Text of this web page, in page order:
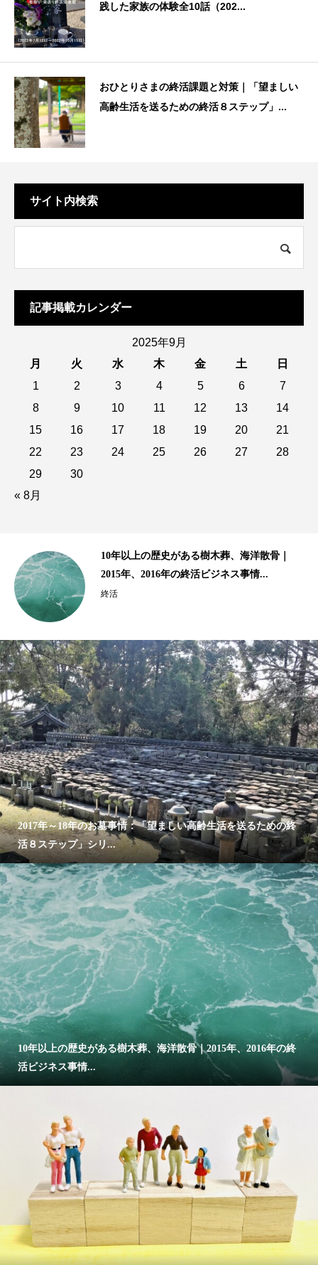
践した家族の体験全10話（202...
おひとりさまの終活課題と対策｜「望ましい
高齢生活を送るための終活８ステップ」...
サイト内検索
記事掲載カレンダー
2025年9月
月
火 水 木 金 土
日
1
2 3 4 5 6
7
8
9 10 11 12 13
14
15
16 17 18 19 20
21
22
23 24 25 26 27
28
29
30
« 8月
10年以上の歴史がある樹木葬、海洋散骨｜
2015年、2016年の終活ビジネス事情...
終活
2017年～18年のお墓事情：「望ましい高齢生活を送るための終
活８ステップ」シリ...
10年以上の歴史がある樹木葬、海洋散骨｜2015年、2016年の終
活ビジネス事情...